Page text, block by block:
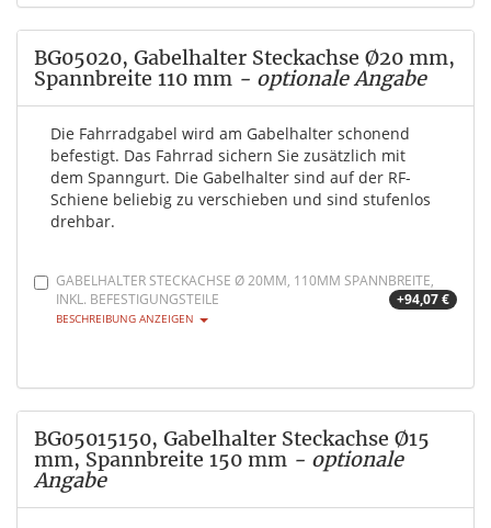
BG05020, Gabelhalter Steckachse Ø20 mm,
Spannbreite 110 mm - optionale Angabe
Die Fahrradgabel wird am Gabelhalter schonend
befestigt. Das Fahrrad sichern Sie zusätzlich mit
dem Spanngurt. Die Gabelhalter sind auf der RF-
Schiene beliebig zu verschieben und sind stufenlos
drehbar.
GABELHALTER STECKACHSE Ø 20MM, 110MM SPANNBREITE,
INKL. BEFESTIGUNGSTEILE
+94,07 €
BESCHREIBUNG ANZEIGEN
BG05015150, Gabelhalter Steckachse Ø15
mm, Spannbreite 150 mm - optionale
Angabe